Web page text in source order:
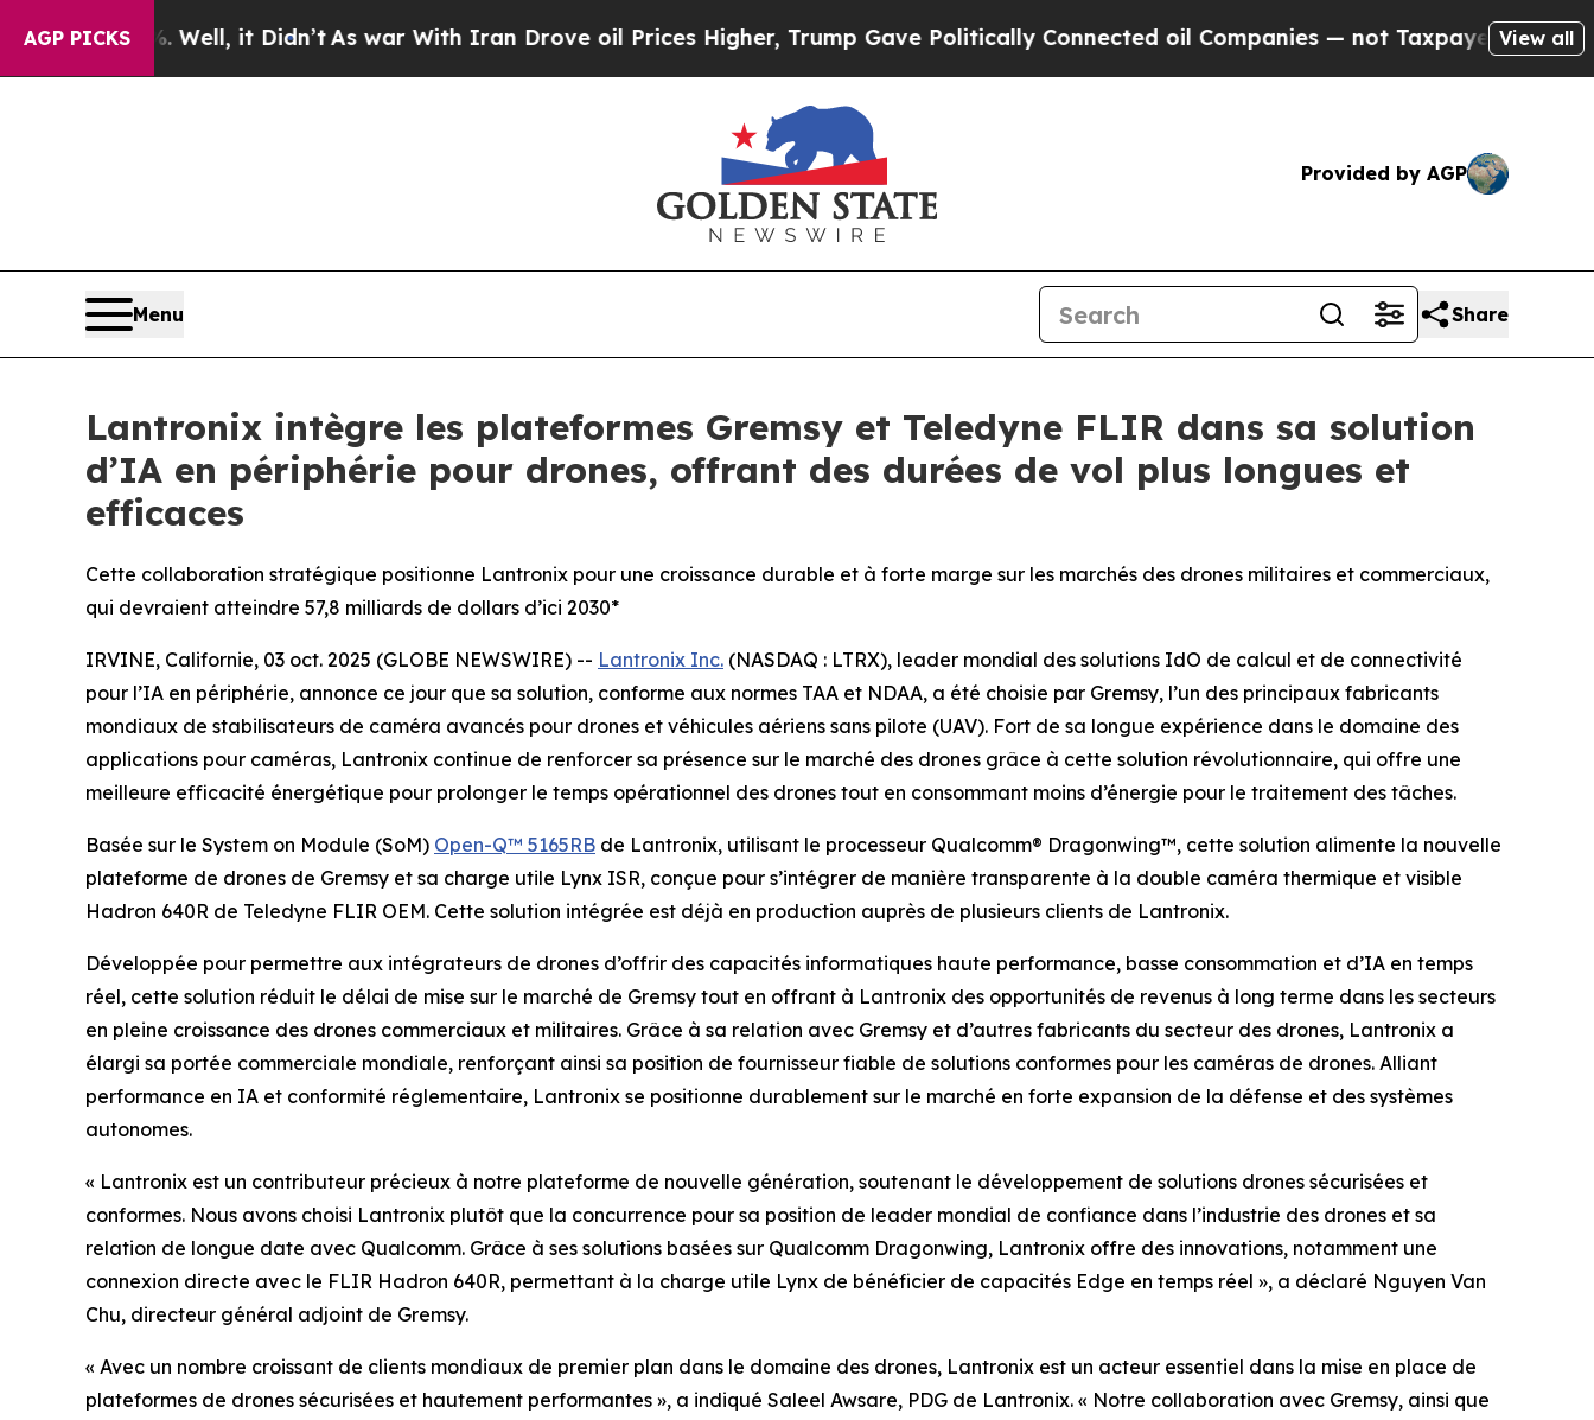
AGP PICKS
Well, it Didn’tAs war With Iran Drove oil Prices Higher, Trump Gave Politically Connected oil Companies — not Taxpayers — the Chance toView all
Provided by AGP
Menu Share
Lantronix intègre les plateformes Gremsy et Teledyne FLIR dans sa solution
d’IA en périphérie pour drones, offrant des durées de vol plus longues et
efficaces
Cette collaboration stratégique positionne Lantronix pour une croissance durable et à forte marge sur les marchés des drones militaires et commerciaux,
qui devraient atteindre 57,8 milliards de dollars d’ici 2030*
IRVINE, Californie, 03 oct. 2025 (GLOBE NEWSWIRE) -- Lantronix Inc. (NASDAQ : LTRX), leader mondial des solutions IdO de calcul et de connectivité
pour l’IA en périphérie, annonce ce jour que sa solution, conforme aux normes TAA et NDAA, a été choisie par Gremsy, l’un des principaux fabricants
mondiaux de stabilisateurs de caméra avancés pour drones et véhicules aériens sans pilote (UAV). Fort de sa longue expérience dans le domaine des
applications pour caméras, Lantronix continue de renforcer sa présence sur le marché des drones grâce à cette solution révolutionnaire, qui offre une
meilleure efficacité énergétique pour prolonger le temps opérationnel des drones tout en consommant moins d’énergie pour le traitement des tâches.
Basée sur le System on Module (SoM) Open-Q™ 5165RB de Lantronix, utilisant le processeur Qualcomm® Dragonwing™, cette solution alimente la nouvelle
plateforme de drones de Gremsy et sa charge utile Lynx ISR, conçue pour s’intégrer de manière transparente à la double caméra thermique et visible
Hadron 640R de Teledyne FLIR OEM. Cette solution intégrée est déjà en production auprès de plusieurs clients de Lantronix.
Développée pour permettre aux intégrateurs de drones d’offrir des capacités informatiques haute performance, basse consommation et d’IA en temps
réel, cette solution réduit le délai de mise sur le marché de Gremsy tout en offrant à Lantronix des opportunités de revenus à long terme dans les secteurs
en pleine croissance des drones commerciaux et militaires. Grâce à sa relation avec Gremsy et d’autres fabricants du secteur des drones, Lantronix a
élargi sa portée commerciale mondiale, renforçant ainsi sa position de fournisseur fiable de solutions conformes pour les caméras de drones. Alliant
performance en IA et conformité réglementaire, Lantronix se positionne durablement sur le marché en forte expansion de la défense et des systèmes
autonomes.
« Lantronix est un contributeur précieux à notre plateforme de nouvelle génération, soutenant le développement de solutions drones sécurisées et
conformes. Nous avons choisi Lantronix plutôt que la concurrence pour sa position de leader mondial de confiance dans l’industrie des drones et sa
relation de longue date avec Qualcomm. Grâce à ses solutions basées sur Qualcomm Dragonwing, Lantronix offre des innovations, notamment une
connexion directe avec le FLIR Hadron 640R, permettant à la charge utile Lynx de bénéficier de capacités Edge en temps réel », a déclaré Nguyen Van
Chu, directeur général adjoint de Gremsy.
« Avec un nombre croissant de clients mondiaux de premier plan dans le domaine des drones, Lantronix est un acteur essentiel dans la mise en place de
plateformes de drones sécurisées et hautement performantes », a indiqué Saleel Awsare, PDG de Lantronix. « Notre collaboration avec Gremsy, ainsi que